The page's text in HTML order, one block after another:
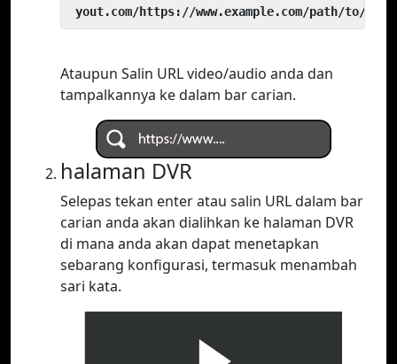
yout.com/https://www.example.com/path/to/
Ataupun Salin URL video/audio anda dan
tampalkannya ke dalam bar carian.
halaman DVR
Selepas tekan enter atau salin URL dalam bar
carian anda akan dialihkan ke halaman DVR
di mana anda akan dapat menetapkan
sebarang konfigurasi, termasuk menambah
sari kata.